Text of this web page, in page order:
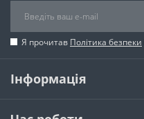
Я прочитав Політика безпеки
Інформація